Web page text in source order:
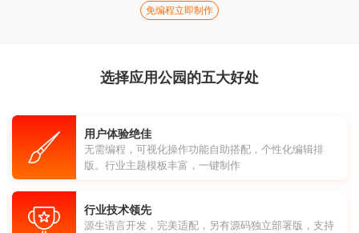
免编程立即制作
选择应用公园的五大好处
用户体验绝佳
无需编程，可视化操作功能自助搭配，个性化编辑排
版。行业主题模板丰富，一键制作
行业技术领先
源生语言开发，完美适配，另有源码独立部署版，支持